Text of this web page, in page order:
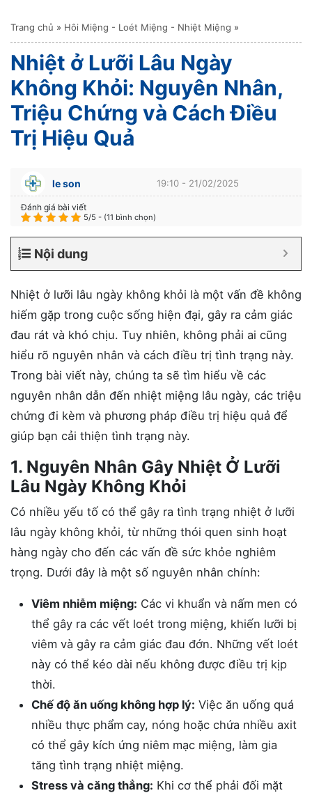
Trang chủ » Hôi Miệng - Loét Miệng - Nhiệt Miệng »
Nhiệt ở Lưỡi Lâu Ngày
Không Khỏi: Nguyên Nhân,
Triệu Chứng và Cách Điều
Trị Hiệu Quả
le son 19:10 - 21/02/2025
Đánh giá bài viết
5/5 - (11 bình chọn)
Nội dung
Nhiệt ở lưỡi lâu ngày không khỏi là một vấn đề không
hiếm gặp trong cuộc sống hiện đại, gây ra cảm giác
đau rát và khó chịu. Tuy nhiên, không phải ai cũng
hiểu rõ nguyên nhân và cách điều trị tình trạng này.
Trong bài viết này, chúng ta sẽ tìm hiểu về các
nguyên nhân dẫn đến nhiệt miệng lâu ngày, các triệu
chứng đi kèm và phương pháp điều trị hiệu quả để
giúp bạn cải thiện tình trạng này.
1. Nguyên Nhân Gây Nhiệt Ở Lưỡi
Lâu Ngày Không Khỏi
Có nhiều yếu tố có thể gây ra tình trạng nhiệt ở lưỡi
lâu ngày không khỏi, từ những thói quen sinh hoạt
hàng ngày cho đến các vấn đề sức khỏe nghiêm
trọng. Dưới đây là một số nguyên nhân chính:
Viêm nhiễm miệng: Các vi khuẩn và nấm men có
thể gây ra các vết loét trong miệng, khiến lưỡi bị
viêm và gây ra cảm giác đau đớn. Những vết loét
này có thể kéo dài nếu không được điều trị kịp
thời.
Chế độ ăn uống không hợp lý: Việc ăn uống quá
nhiều thực phẩm cay, nóng hoặc chứa nhiều axit
có thể gây kích ứng niêm mạc miệng, làm gia
tăng tình trạng nhiệt miệng.
Stress và căng thẳng: Khi cơ thể phải đối mặt